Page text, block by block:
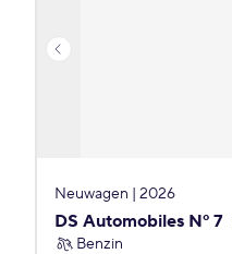
Neuwagen | 2026
DS Automobiles Nº 7
Benzin